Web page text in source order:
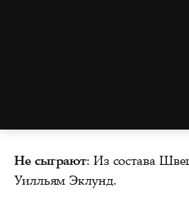
Не сыграют: Из состава
Уилльям Эклунд.